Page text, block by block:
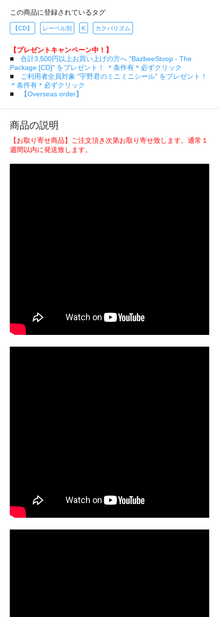
この商品に登録されているタグ
【CD】 レーベル別 K カクバリズム
【プレゼントキャンペーン中！】
■ 合計3,500円以上お買い上げの方へ "BazbeeStoop - The
Package [CD]" をプレゼント！ ＊条件有＊必ずクリック
■
ご利用者全員対象 "宇野君のミニミニシール" をプレゼント！
＊条件有＊必ずクリック
■
【Overseas order】
商品の説明
【お取り寄せ商品】ご注文頂き次第お取り寄せ致します。通常１
週間以内に発送致します。